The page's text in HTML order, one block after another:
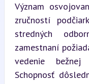
Význam
zručností
stredných
zamestnaní
vedenie bežnej
Schopnosť